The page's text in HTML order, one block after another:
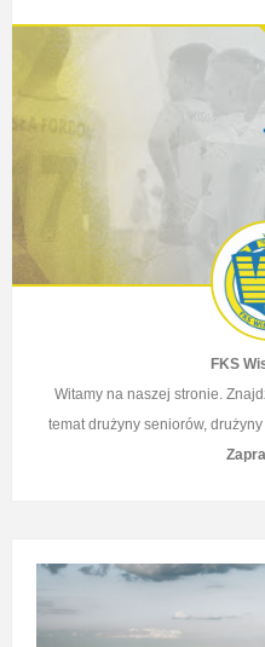
FKS
Witamy na naszej stronie.
temat drużyny seniorów,